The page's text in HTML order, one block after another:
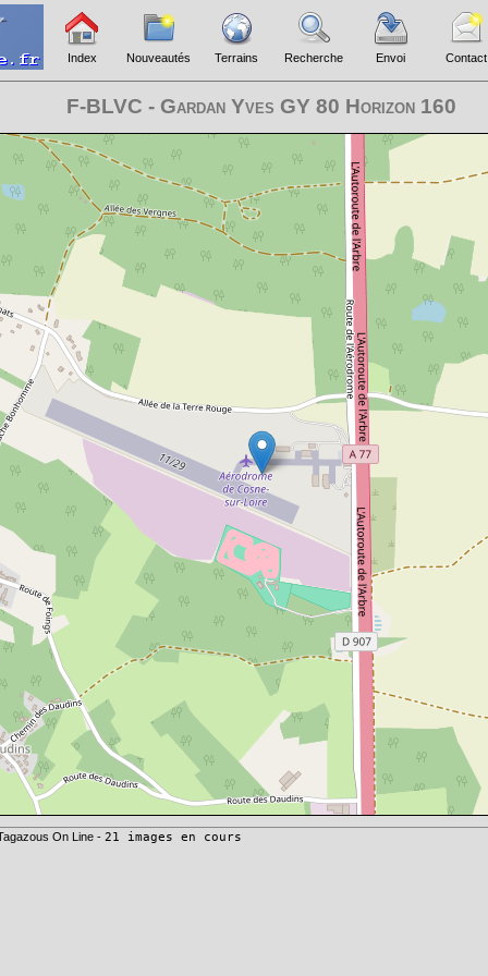
Index Nouveautés Terrains Recherche Envoi Contact
F-BLVC - Gardan Yves GY 80 Horizon 160
On Line - 21 images en cours